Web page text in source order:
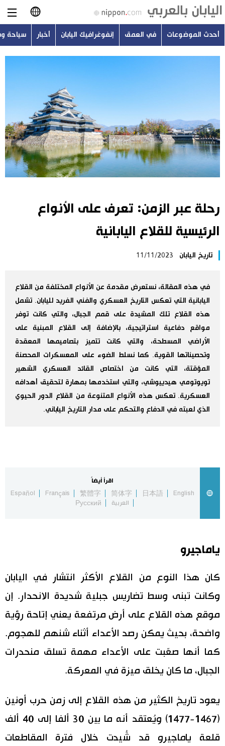
日本語
简体字
繁體字
Français
Español
في العمق
إنفوغرافيك اليابان
سياحة وسفر
اليابان في فيديو
علوم وتكنولوجيا
الأقسام
صور
أشخاص
تجارب وآراء
لايف ستايل
إعلان
الأكثر تفاعلا
اللغة اليابانية
موسوعة اليابان
تواصل معنا
أحدث الموضوعات في العمق إنفوغرافيك اليابان أخبار سياحة
رحلة عبر الزمن: تعرف على الأنواع
الرئيسية للقلاع اليابانية
تاريخ اليابان 11/11/2023
في هذه المقالة، نستعرض مقدمة عن الأنواع المختلفة من القلاع
اليابانية التي تعكس التاريخ العسكري والفني الفريد لليابان. تشمل
هذه القلاع تلك المشيدة على قمم الجبال، والتي كانت توفر
مواقع دفاعية استراتيجية، بالإضافة إلى القلاع المبنية على
الأراضي المسطحة، والتي كانت تتميز بتصاميمها المعقدة
وتحصيناتها القوية. كما نسلط الضوء على المعسكرات المحصنة
المؤقتة، التي كانت من اختصاص القائد العسكري الشهير
تويوتومي هيدييوشي، والتي استخدمها بمهارة لتحقيق أهدافه
العسكرية. تعكس هذه الأنواع المتنوعة من القلاع الدور الحيوي
الذي لعبته في الدفاع والتحكم على مدار التاريخ الياباني.
اقرأ أيضاً
English
日本語
简体字
繁體字
Français
Español
العربية
Русский
ياماجيرو
كان هذا النوع من القلاع الأكثر انتشار في اليابان
وكانت تبنى وسط تضاريس جبلية شديدة الانحدار. إن
موقع هذه القلاع على أرض مرتفعة يعني إتاحة رؤية
واضحة، بحيث يمكن رصد الأعداء أثناء شنهم للهجوم.
كما أنها صعّبت على الأعداء مهمة تسلق منحدرات
الجبال، ما كان يخلق ميزة في المعركة.
يعود تاريخ الكثير من هذه القلاع إلى زمن حرب أونين
(1467-1477) ويُعتقد أنه ما بين 30 ألفا إلى 40 ألف
قلعة ياماجيرو قد شُيدت خلال فترة المقاطعات